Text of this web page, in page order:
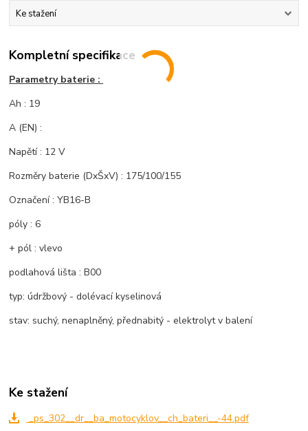
Ke stažení
Kompletní specifikace
Parametry baterie :
Ah : 19
A (EN) :
Napětí : 12 V
Rozměry baterie (DxŠxV) : 175/100/155
Označení : YB16-B
póly : 6
+ pól : vlevo
podlahová lišta : B00
typ: údržbový - dolévací kyselinová
stav: suchý, nenaplněný, přednabitý - elektrolyt v balení
Ke stažení
_ps_302__dr__ba_motocyklov__ch_bateri__-44.pdf